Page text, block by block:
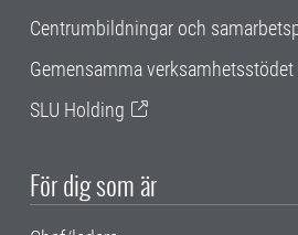
Centrumbildningar och
Gemensamma verksamhetsstödet
SLU Holding
För dig som är